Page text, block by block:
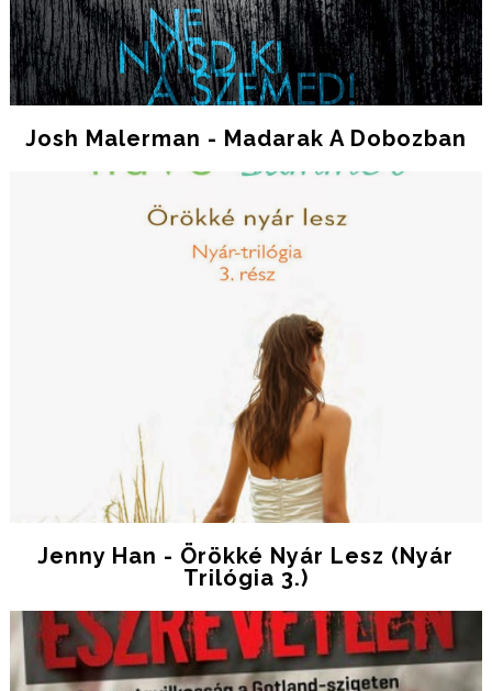
Josh Malerman - Madarak A Dobozban
Jenny Han - Örökké Nyár Lesz (Nyár
Trilógia 3.)